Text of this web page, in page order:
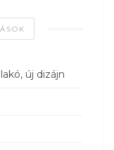
új dizájn